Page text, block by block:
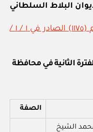
البلاط السلطاني
عدد الجريدة الرسمية رقم (١١٧٥) الصادر في ١ / ١ /
الثانية في محافظة
الصفة
الشيخ